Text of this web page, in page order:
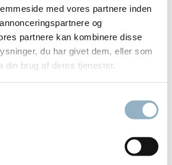
med vores partnere inden
og
partnere kan kombinere disse
du har givet dem, eller som
din brug af deres tjenester.
Precision Water Baths
water baths are robust and guarantees